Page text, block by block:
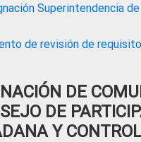
Superintendencia de
de revisión de
DE
DE
Y